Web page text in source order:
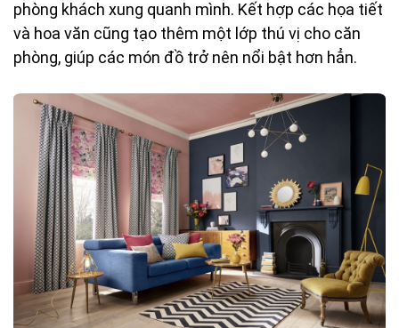
phòng khách xung quanh mình. Kết hợp các họa tiết
và hoa văn cũng tạo thêm một lớp thú vị cho căn
phòng, giúp các món đồ trở nên nổi bật hơn hẳn.